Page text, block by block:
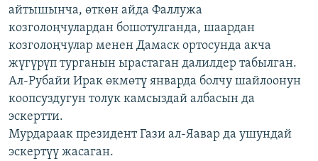
ЭЕ/АРнун бардык сайттары
айтышынча, өткөн айда Фаллужа
козголоңчулардан бошотулганда, шаардан
козголоңчулар менен Дамаск ортосунда акча
жүгүрүп турганын ырастаган далилдер табылган.
Ал-Рубайи Ирак өкмөтү январда болчу шайлоонун
коопсуздугун толук камсыздай албасын да
эскертти.
Мурдараак президент Гази ал-Яавар да ушундай
эскертүү жасаган.